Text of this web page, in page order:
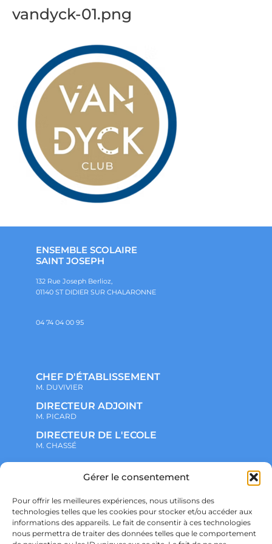
Gérer le consentement
Pour offrir les meilleures expériences, nous utilisons des
technologies telles que les cookies pour stocker et/ou accéder aux
informations des appareils. Le fait de consentir à ces technologies
nous permettra de traiter des données telles que le comportement
vandyck-01.png
ENSEMBLE SCOLAIRE
SAINT JOSEPH
132 Rue Joseph Berlioz,
01140 ST DIDIER SUR CHALARONNE
04 74 04 00 95
CHEF D'ÉTABLISSEMENT
M. DUVIVIER
DIRECTEUR ADJOINT
M. PICARD
DIRECTEUR DE L'ECOLE
M. CHASSÉ
NOTRE ENSEMBLE SCOLAIRE
ADMINISTRATIF
VIE ASSOCIATIVE
PARTENARIATS
CONTACT
PRÉ-INSCRIPTION